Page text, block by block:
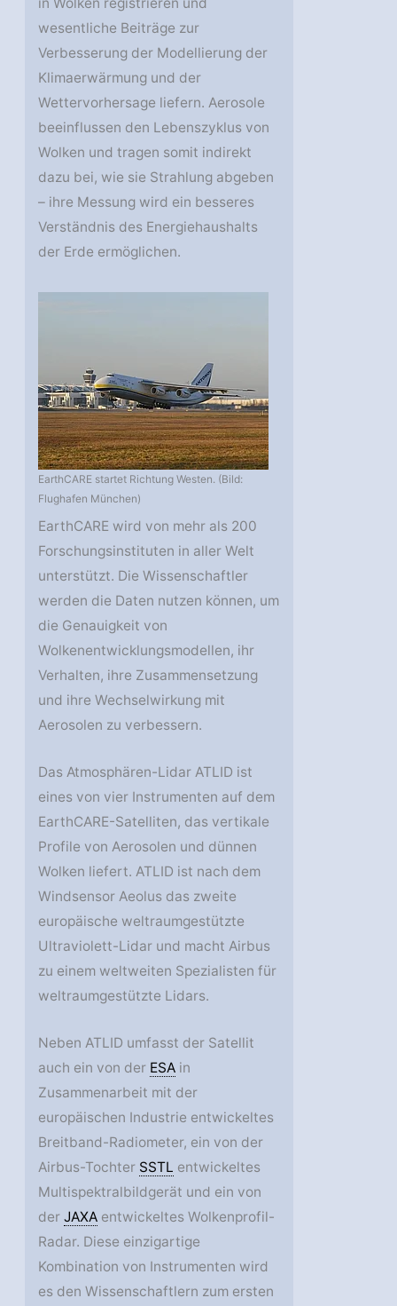
in Wolken registrieren und
wesentliche Beiträge zur
Verbesserung der Modellierung der
Klimaerwärmung und der
Wettervorhersage liefern. Aerosole
beeinflussen den Lebenszyklus von
Wolken und tragen somit indirekt
dazu bei, wie sie Strahlung abgeben
– ihre Messung wird ein besseres
Verständnis des Energiehaushalts
der Erde ermöglichen.
EarthCARE startet Richtung Westen. (Bild:
Flughafen München)
EarthCARE wird von mehr als 200
Forschungsinstituten in aller Welt
unterstützt. Die Wissenschaftler
werden die Daten nutzen können, um
die Genauigkeit von
Wolkenentwicklungsmodellen, ihr
Verhalten, ihre Zusammensetzung
und ihre Wechselwirkung mit
Aerosolen zu verbessern.
Das Atmosphären-Lidar ATLID ist
eines von vier Instrumenten auf dem
EarthCARE-Satelliten, das vertikale
Profile von Aerosolen und dünnen
Wolken liefert. ATLID ist nach dem
Windsensor Aeolus das zweite
europäische weltraumgestützte
Ultraviolett-Lidar und macht Airbus
zu einem weltweiten Spezialisten für
weltraumgestützte Lidars.
Neben ATLID umfasst der Satellit
auch ein von der ESA in
Zusammenarbeit mit der
europäischen Industrie entwickeltes
Breitband-Radiometer, ein von der
Airbus-Tochter SSTL entwickeltes
Multispektralbildgerät und ein von
derJAXA entwickeltes Wolkenprofil-
Radar. Diese einzigartige
Kombination von Instrumenten wird
es den Wissenschaftlern zum ersten